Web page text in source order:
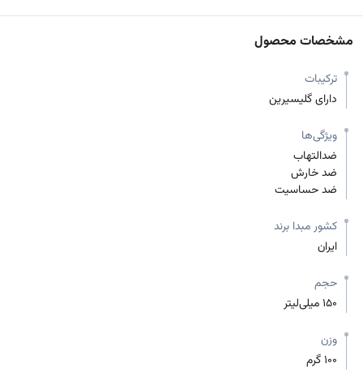
مشخصات محصول
ترکیبات
دارای گلیسیرین
ویژگی‌ها
ضدالتهاب
ضد خارش
ضد حساسیت
کشور مبدا برند
ایران
حجم
150 میلی‌لیتر
وزن
100 گرم